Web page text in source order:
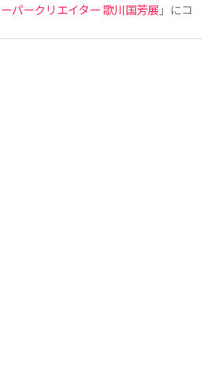
パークリエイター 歌川国芳展 」にコ